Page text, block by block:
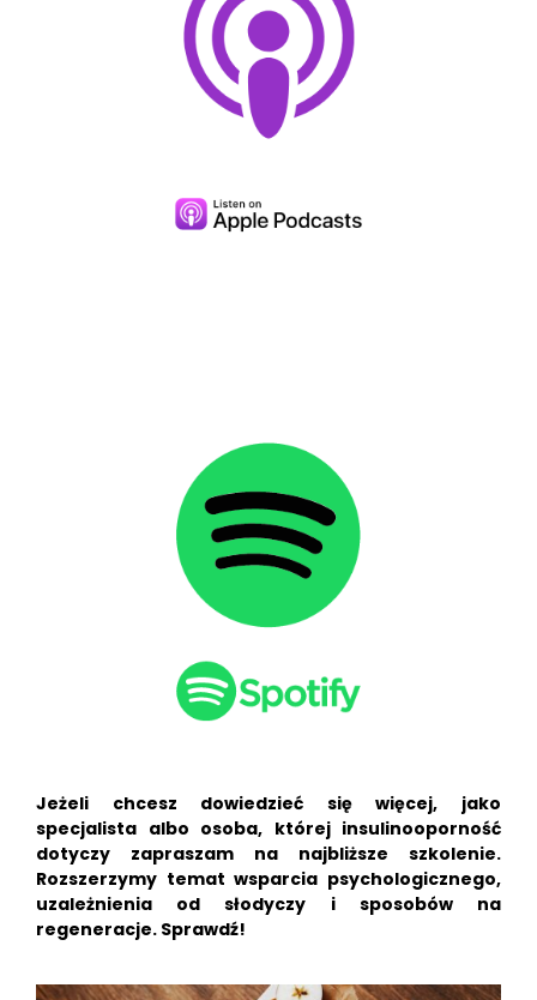
Jeżeli chcesz dowiedzieć się więcej, jako
specjalista albo osoba, której insulinooporność
dotyczy zapraszam na najbliższe szkolenie.
Rozszerzymy temat wsparcia psychologicznego,
uzależnienia od słodyczy i sposobów na
regeneracje. Sprawdź!